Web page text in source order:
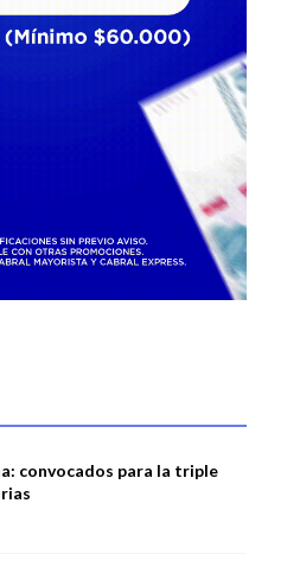
convocados para la triple